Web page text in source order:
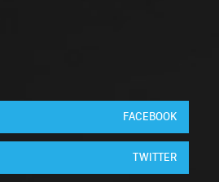
FACEBOOK
TWITTER